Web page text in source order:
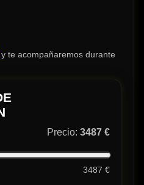
y te acompañaremos durante
Precio: 3487 €
3487 €